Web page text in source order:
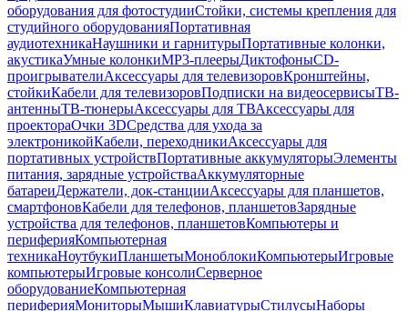
оборудования для фотостудииСтойки, системы крепления для
студийного оборудованияПортативная
аудиотехникаНаушники и гарнитурыПортативные колонки,
акустикаУмные колонкиMP3-плеерыДиктофоныCD-
проигрывателиАксессуары для телевизоровКронштейны,
стойкиКабели для телевизоровПодписки на видеосервисыТВ-
антенныТВ-тюнерыАксессуары для ТВАксессуары для
проектораОчки 3DСредства для ухода за
электроникойКабели, переходникиАксессуары для
портативных устройствПортативные аккумуляторыЭлементы
питания, зарядные устройстваАккумуляторные
батареиДержатели, док-станцииАксессуары для планшетов,
смартфоновКабели для телефонов, планшетовЗарядные
устройства для телефонов, планшетовКомпьютеры и
периферияКомпьютерная
техникаНоутбукиПланшетыМоноблокиКомпьютерыИгровые
компьютерыИгровые консолиСерверное
оборудованиеКомпьютерная
периферияМониторыМышиКлавиатурыСтилусыНаборы